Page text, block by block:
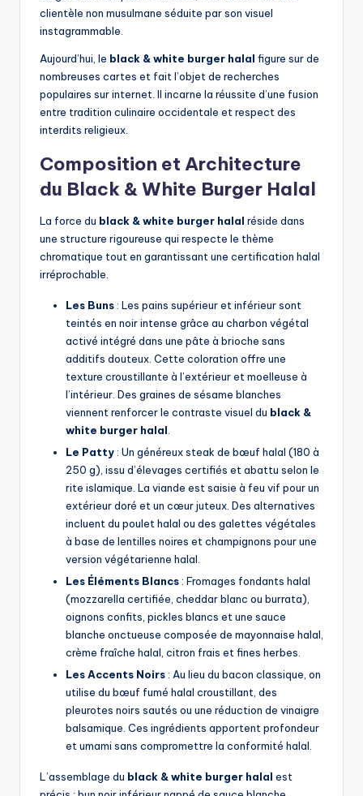
clientèle non musulmane séduite par son visuel
instagrammable.
Aujourd’hui, le black & white burger halal figure sur de
nombreuses cartes et fait l’objet de recherches
populaires sur internet. Il incarne la réussite d’une fusion
entre tradition culinaire occidentale et respect des
interdits religieux.
Composition et Architecture
du Black & White Burger Halal
La force du black & white burger halal réside dans
une structure rigoureuse qui respecte le thème
chromatique tout en garantissant une certification halal
irréprochable.
Les Buns : Les pains supérieur et inférieur sont
teintés en noir intense grâce au charbon végétal
activé intégré dans une pâte à brioche sans
additifs douteux. Cette coloration offre une
texture croustillante à l’extérieur et moelleuse à
l’intérieur. Des graines de sésame blanches
viennent renforcer le contraste visuel du black &
white burger halal
Le Patty : Un généreux steak de bœuf halal (180 à
250 g), issu d’élevages certifiés et abattu selon le
rite islamique. La viande est saisie à feu vif pour un
extérieur doré et un cœur juteux. Des alternatives
incluent du poulet halal ou des galettes végétales
à base de lentilles noires et champignons pour une
version végétarienne halal.
Les Éléments Blancs : Fromages fondants halal
(mozzarella certifiée, cheddar blanc ou burrata),
oignons confits, pickles blancs et une sauce
blanche onctueuse composée de mayonnaise halal,
crème fraîche halal, citron frais et fines herbes.
Les Accents Noirs : Au lieu du bacon classique, on
utilise du bœuf fumé halal croustillant, des
pleurotes noirs sautés ou une réduction de vinaigre
balsamique. Ces ingrédients apportent profondeur
et umami sans compromettre la conformité halal.
L’assemblage du black & white burger halal est